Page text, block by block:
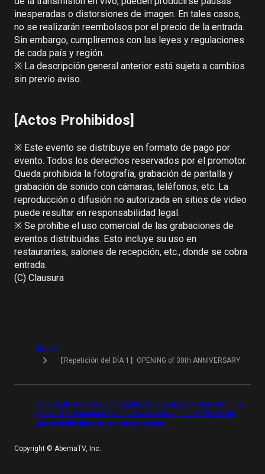
inesperadas o distorsiones de imagen. En tales casos,
no se realizarán reembolsos por el precio de la entrada.
Sin embargo, cumpliremos con las leyes y regulaciones
de cada país y región.
※ La descripción general anterior está sujeta a cambios
sin previo aviso.
[Actos Prohibidos]
※ Este evento se distribuye en formato de pago por
evento. Todos los derechos reservados por el promotor.
Queda prohibida la fotografía, grabación de pantalla y
grabación de sonido con cámaras, teléfonos, etc. La
reproducción o difusión no autorizada en sitios de video
puede resultar en responsabilidad legal.
※ Se prohíbe el uso comercial de las grabaciones de
eventos distribuidas. Esto incluye su uso en
restaurantes, salones de recepción, etc., donde se cobra
entrada.
(C) Clausura
INICIO
【Repetición del DÍA 1】OPENING of 30th ANNIVERSARY
Acerca de ABEMA LivePreguntas frecuentesContactoTérminos
de usoTransacciones comerciales especificadas Política de
privacidad Política de cookies​ Licencias​
Copyright ©︎ AbemaTV, Inc.